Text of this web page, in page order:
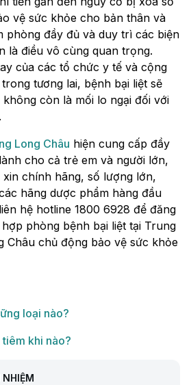
vệ sức khỏe cho bản thân và
phòng đầy đủ và duy trì các biện
là điều vô cùng quan trọng.
của các tổ chức y tế và cộng
tương lai, bệnh bại liệt sẽ
còn là mối lo ngại đối với
Long Châu hiện cung cấp đầy
cho cả trẻ em và người lớn,
chính hãng, số lượng lớn,
hãng dược phẩm hàng đầu
hệ hotline 1800 6928 để đăng
phòng bệnh bại liệt tại Trung
Châu chủ động bảo vệ sức khỏe
loại nào?
khi nào?